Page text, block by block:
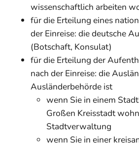
wissenschaftlich arbeiten
für die Erteilung eines
der Einreise: die deutsche
(Botschaft, Konsulat)
für die Erteilung der
nach der Einreise: die
Ausländerbehörde ist
wenn Sie in einem
Großen Kreisstadt
Stadtverwaltung
wenn Sie in einer